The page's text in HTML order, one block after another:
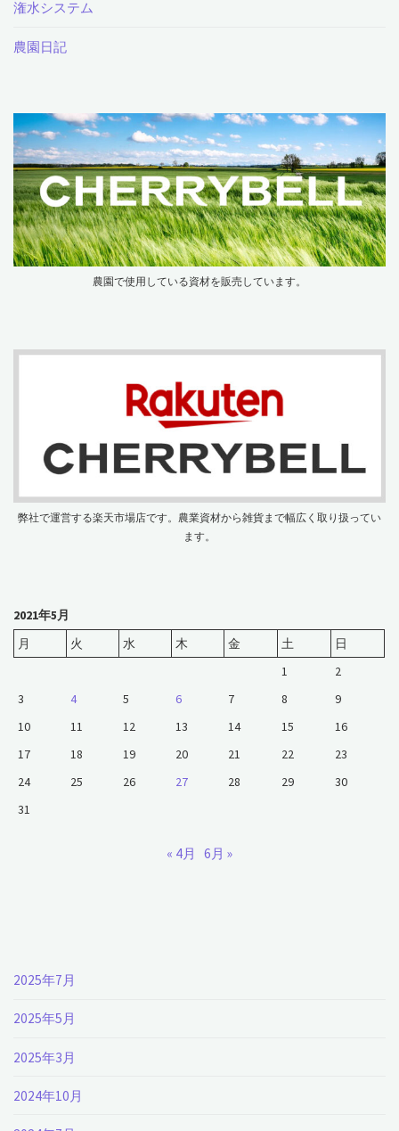
潅水システム
農園日記
農園で使用している資材を販売しています。
弊社で運営する楽天市場店です。農業資材から雑貨まで幅広く取り扱ってい
ます。
2021年5月
月
火 水 木 金 土
日
1
2
3
4 5 6 7 8
9
10
11 12 13 14 15
16
17
18 19 20 21 22
23
24
25 26 27 28 29
30
31
« 4月 6月 »
2025年7月
2025年5月
2025年3月
2024年10月